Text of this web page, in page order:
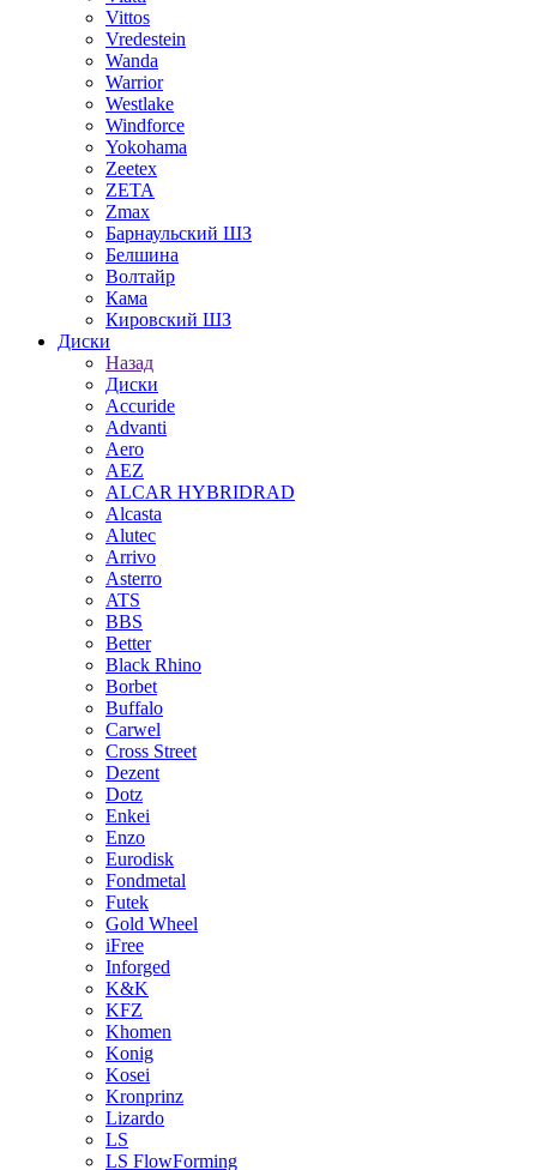
Vittos
Vredestein
Wanda
Warrior
Westlake
Windforce
Yokohama
Zeetex
ZETA
Zmax
Барнаульский ШЗ
Белшина
Волтайр
Кама
Кировский ШЗ
Диски
Назад
Диски
Accuride
Advanti
Aero
AEZ
ALCAR HYBRIDRAD
Alcasta
Alutec
Arrivo
Asterro
ATS
BBS
Better
Black Rhino
Borbet
Buffalo
Carwel
Cross Street
Dezent
Dotz
Enkei
Enzo
Eurodisk
Fondmetal
Futek
Gold Wheel
iFree
Inforged
K&K
KFZ
Khomen
Konig
Kosei
Kronprinz
Lizardo
LS
LS FlowForming